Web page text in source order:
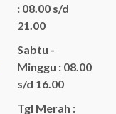
: 08.00 s/d
21.00
Sabtu -
Minggu : 08.00
s/d 16.00
Tgl Merah :